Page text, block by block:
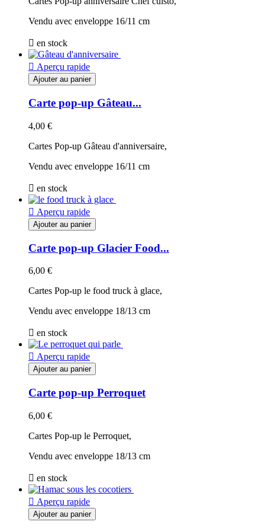
Vendu avec enveloppe 16/11 cm
 en stock
 Aperçu rapide
Ajouter au panier
Carte pop-up Gâteau...
4,00 €
Cartes Pop-up Gâteau d'anniversaire,
Vendu avec enveloppe 16/11 cm
 en stock
 Aperçu rapide
Ajouter au panier
Carte pop-up Glacier Food...
6,00 €
Cartes Pop-up le food truck à glace,
Vendu avec enveloppe 18/13 cm
 en stock
 Aperçu rapide
Ajouter au panier
Carte pop-up Perroquet
6,00 €
Cartes Pop-up le Perroquet,
Vendu avec enveloppe 18/13 cm
 en stock
 Aperçu rapide
Ajouter au panier